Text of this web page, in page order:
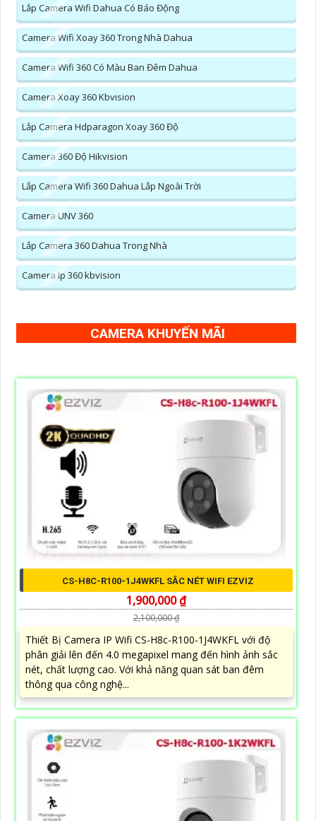
Lắp Camera Wifi Dahua Có Báo Động
Camera Wifi Xoay 360 Trong Nhà Dahua
Camera Wifi 360 Có Màu Ban Đêm Dahua
Camera Xoay 360 Kbvision
Lắp Camera Hdparagon Xoay 360 Độ
Camera 360 Độ Hikvision
Lắp Camera Wifi 360 Dahua Lắp Ngoài Trời
Camera UNV 360
Lắp Camera 360 Dahua Trong Nhà
Camera Ip 360 kbvision
CAMERA KHUYẾN MÃI
CS-H8C-R100-1J4WKFL SẮC NÉT WIFI EZVIZ
1,900,000 ₫
2,100,000 ₫
Thiết Bị Camera IP Wifi CS-H8c-R100-1J4WKFL với độ
phân giải lên đến 4.0 megapixel mang đến hình ảnh sắc
nét, chất lượng cao. Với khả năng quan sát ban đêm
thông qua công nghệ...